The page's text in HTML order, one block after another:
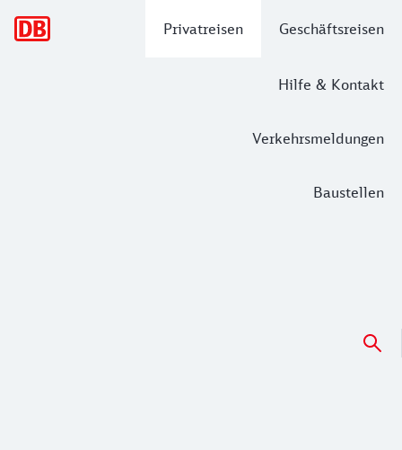
Privatreisen Geschäftsreisen
Hilfe & Kontakt
Verkehrsmeldungen
Baustellen